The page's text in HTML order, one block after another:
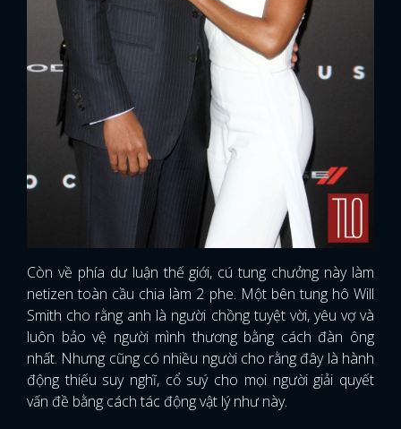
Còn về phía dư luận thế giới, cú tung chưởng này làm
netizen toàn cầu chia làm 2 phe. Một bên tung hô Will
Smith cho rằng anh là người chồng tuyệt vời, yêu vợ và
luôn bảo vệ người mình thương bằng cách đàn ông
nhất. Nhưng cũng có nhiều người cho rằng đây là hành
động thiếu suy nghĩ, cổ suý cho mọi người giải quyết
vấn đề bằng cách tác động vật lý như này.